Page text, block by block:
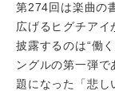
第274回は楽曲の
広げるヒグチアイ
披露するのは“働
ングルの第一弾
題になった「悲し